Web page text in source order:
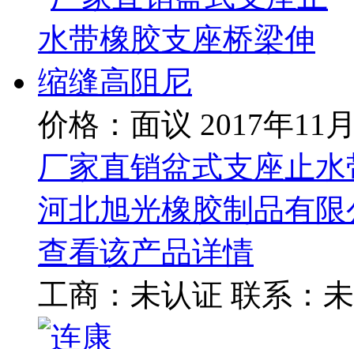
价格：面议 2017年11
厂家直销盆式支座止
河北旭光橡胶制品有限
查看该产品详情
工商： 未认证 联系：